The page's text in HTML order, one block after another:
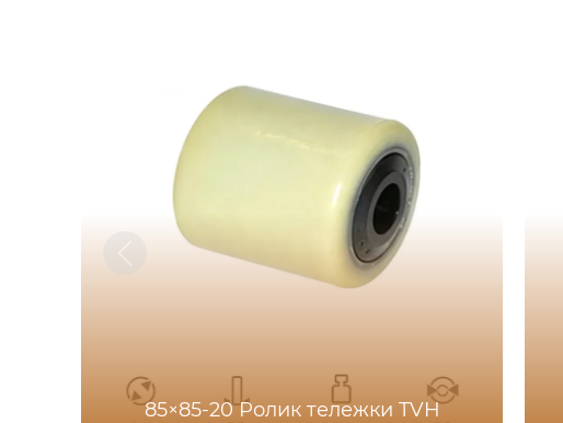
85×85-20 Ролик тележки TVH